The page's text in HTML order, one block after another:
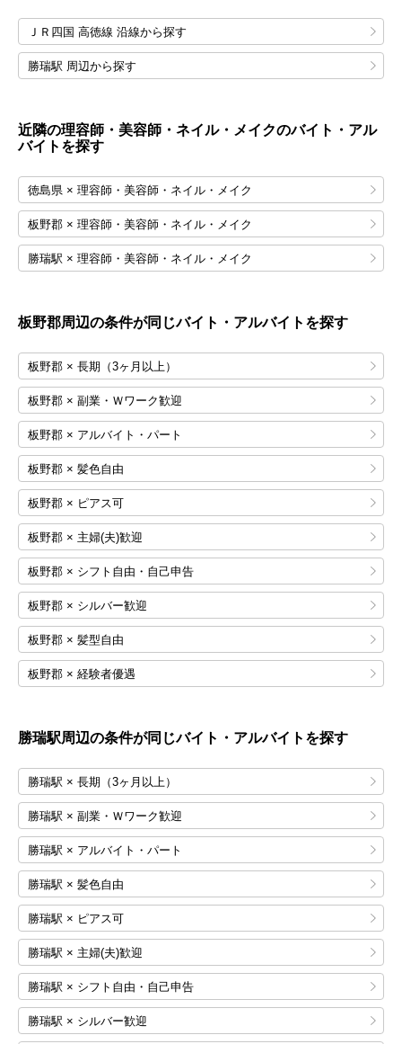
ＪＲ四国 高徳線 沿線から探す
勝瑞駅 周辺から探す
近隣の理容師・美容師・ネイル・メイクのバイト・アル
バイトを探す
徳島県 × 理容師・美容師・ネイル・メイク
板野郡 × 理容師・美容師・ネイル・メイク
勝瑞駅 × 理容師・美容師・ネイル・メイク
板野郡周辺の条件が同じバイト・アルバイトを探す
板野郡 × 長期（3ヶ月以上）
板野郡 × 副業・Ｗワーク歓迎
板野郡 × アルバイト・パート
板野郡 × 髪色自由
板野郡 × ピアス可
板野郡 × 主婦(夫)歓迎
板野郡 × シフト自由・自己申告
板野郡 × シルバー歓迎
板野郡 × 髪型自由
板野郡 × 経験者優遇
勝瑞駅周辺の条件が同じバイト・アルバイトを探す
勝瑞駅 × 長期（3ヶ月以上）
勝瑞駅 × 副業・Ｗワーク歓迎
勝瑞駅 × アルバイト・パート
勝瑞駅 × 髪色自由
勝瑞駅 × ピアス可
勝瑞駅 × 主婦(夫)歓迎
勝瑞駅 × シフト自由・自己申告
勝瑞駅 × シルバー歓迎